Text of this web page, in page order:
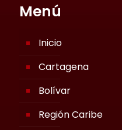
Menú
Inicio
Cartagena
Bolívar
Región Caribe